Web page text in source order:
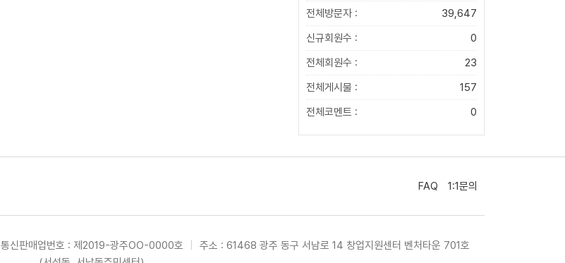
전체방문자 :
39,647
신규회원수 :
0
전체회원수 :
23
전체게시물 :
157
전체코멘트 :
0
FAQ 1:1문의
통신판매업번호 : 제2019-광주OO-0000호
주소 : 61468 광주 동구 서남로 14 창업지원센터 벤처타운 701호